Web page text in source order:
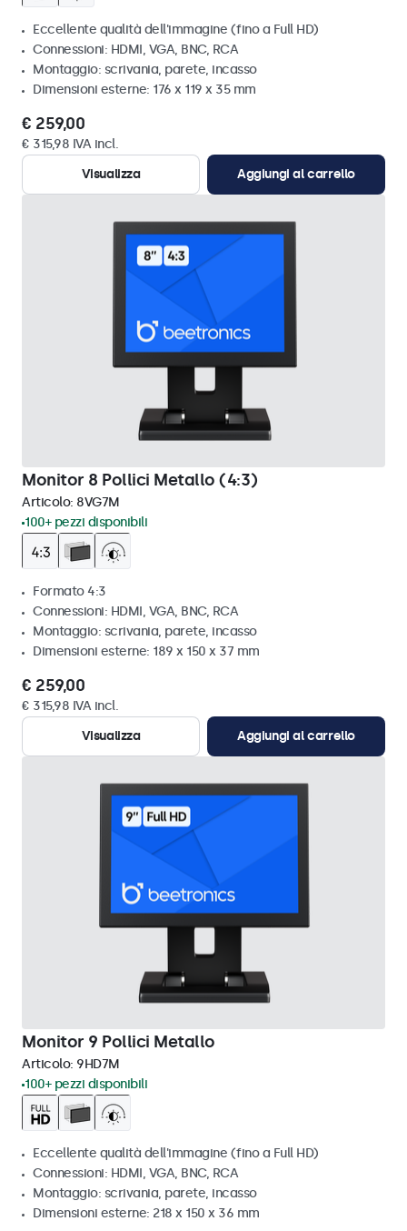
Eccellente qualità dell'immagine (fino a Full HD)
Connessioni: HDMI, VGA, BNC, RCA
Montaggio: scrivania, parete, incasso
Dimensioni esterne: 176 x 119 x 35 mm
€ 259,00
€ 315,98 IVA incl.
Visualizza
Aggiungi al carrello
Monitor 8 Pollici Metallo (4:3)
Articolo: 8VG7M
100+ pezzi disponibili
Formato 4:3
Connessioni: HDMI, VGA, BNC, RCA
Montaggio: scrivania, parete, incasso
Dimensioni esterne: 189 x 150 x 37 mm
€ 259,00
€ 315,98 IVA incl.
Visualizza
Aggiungi al carrello
Monitor 9 Pollici Metallo
Articolo: 9HD7M
100+ pezzi disponibili
Eccellente qualità dell'immagine (fino a Full HD)
Connessioni: HDMI, VGA, BNC, RCA
Montaggio: scrivania, parete, incasso
Dimensioni esterne: 218 x 150 x 36 mm